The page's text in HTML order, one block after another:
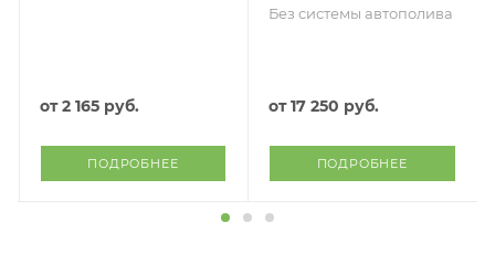
от2 165 руб.
ПОДРОБНЕЕ
Тёмное матовое
Без системы автополива
от17 250 руб.
ПОДРОБНЕЕ